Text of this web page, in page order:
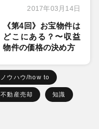
2017年03月14日
《第4回》お宝物件は
どこにある？〜収益
物件の価格の決め方
ノウハウ/how to
不動産売却 知識